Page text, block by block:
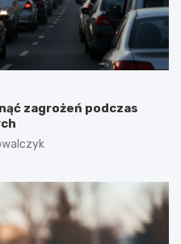
zagrożeń podczas